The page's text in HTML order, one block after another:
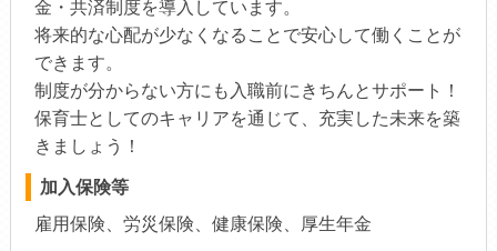
金・共済制度を導入しています。
将来的な心配が少なくなることで安心して働くことが
できます。
制度が分からない方にも入職前にきちんとサポート！
保育士としてのキャリアを通じて、充実した未来を築
きましょう！
加入保険等
雇用保険、労災保険、健康保険、厚生年金